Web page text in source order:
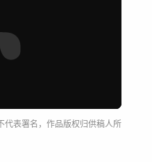
代表署名，作品版权归供稿人所